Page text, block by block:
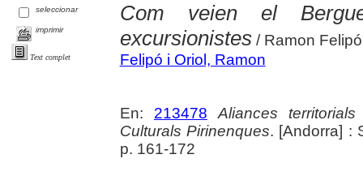
seleccionar
imprimir
Text complet
Com veien el
excursionistes/ Ramon
Felipó i Oriol, Ramon
En: 213478
Aliances
Culturals Pirinenques. [Andorra] :
p. 161-172